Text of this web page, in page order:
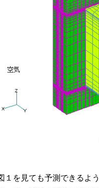
１を見ても予測できるよ